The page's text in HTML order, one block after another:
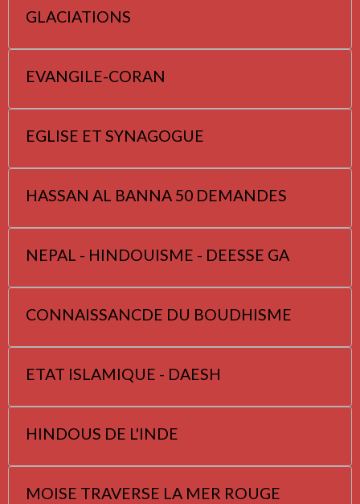
GLACIATIONS
EVANGILE-CORAN
EGLISE ET SYNAGOGUE
HASSAN AL BANNA 50 DEMANDES
NEPAL - HINDOUISME - DEESSE GA
CONNAISSANCDE DU BOUDHISME
ETAT ISLAMIQUE - DAESH
HINDOUS DE L'INDE
MOISE TRAVERSE LA MER ROUGE